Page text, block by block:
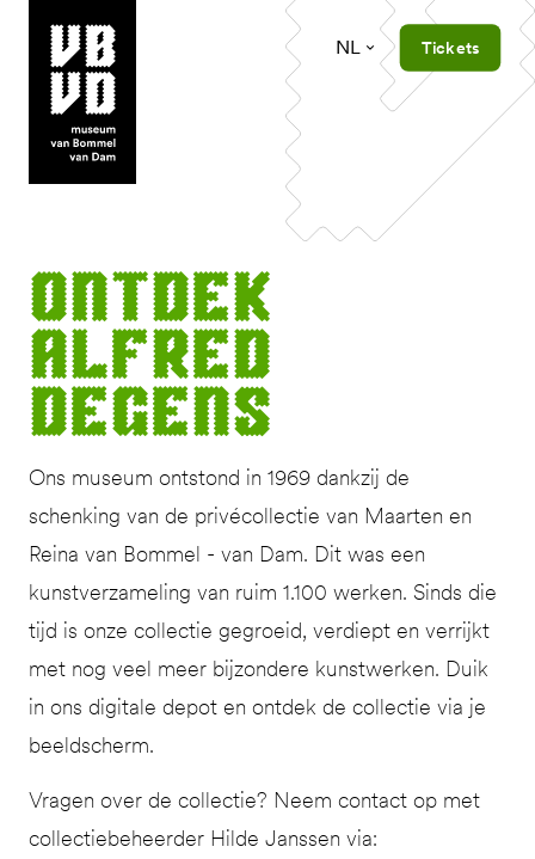
museum van Bommel van Dam
NL Tickets
Ont­dek
Alfred
Degens
Ons museum ontstond in 1969 dankzij de
schenking van de privécollectie van Maarten en
Reina van Bommel - van Dam. Dit was een
kunstverzameling van ruim 1.100 werken. Sinds die
tijd is onze collectie gegroeid, verdiept en verrijkt
met nog veel meer bijzondere kunstwerken. Duik
in ons digitale depot en ontdek de collectie via je
beeldscherm.
Vragen over de collectie? Neem contact op met
collectiebeheerder Hilde Janssen via: